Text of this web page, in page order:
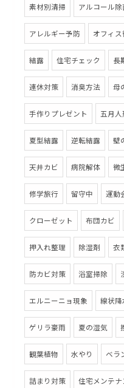
素材別清掃 アルコール除
アレルギー予防 オフィス
結露 住宅チェック 長
連休対策 消臭方法 母
手作りプレゼント 五月人
夏型結露 逆転結露 壁
天井カビ 病院解体 微
修学旅行 留守中 運動
クローゼット 布団カビ
押入れ整理 除湿剤 衣
防カビ対策 浴室掃除
エルニーニョ現象 線状降
ゲリラ豪雨 夏の湿気
観葉植物 水やり ベラ
詰まり対策 住宅メンテナ